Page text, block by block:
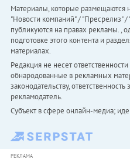
Материалы, которые размещаются
"Новости компаний" / "Пресрелиз"
публикуются на правах рекламы. ,
подготовке этого контента и
материалах.
Редакция не несет
обнародованные в рекламных
законодательству,
рекламодатель.
Субъект в сфере онлайн-медиа;
РЕКЛАМА